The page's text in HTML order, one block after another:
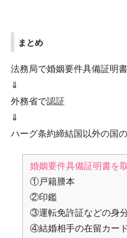
まとめ
法務局で婚姻要件具備証明
⇓
外務省で認証
⇓
ハーグ条約締結国以外の国
婚姻要件具備証明書を
①戸籍謄本
②印鑑
③運転免許証などの身
④結婚相手の在留カー